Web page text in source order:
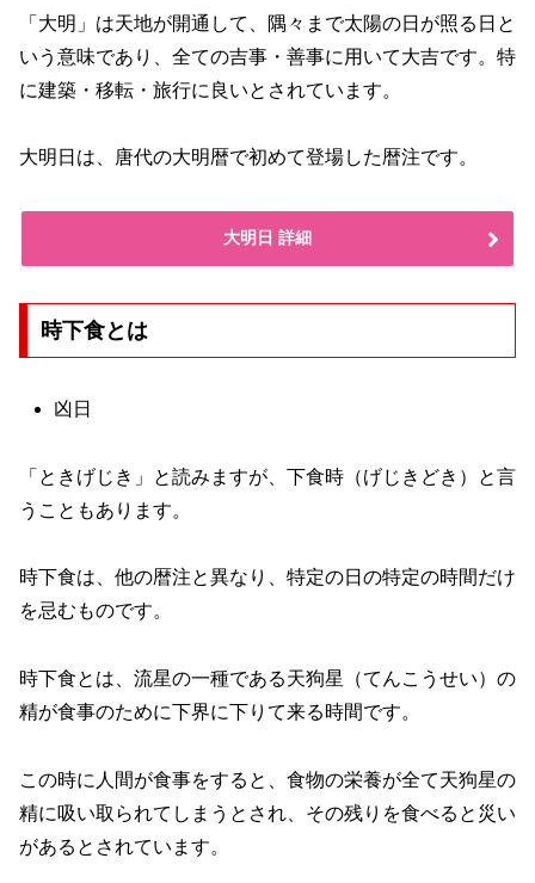
「大明」は天地が開通して、隅々まで太陽の日が照る日と
いう意味であり、全ての吉事・善事に用いて大吉です。特
に建築・移転・旅行に良いとされています。
大明日は、唐代の大明暦で初めて登場した暦注です。
大明日 詳細
時下食とは
凶日
「ときげじき」と読みますが、下食時（げじきどき）と言
うこともあります。
時下食は、他の暦注と異なり、特定の日の特定の時間だけ
を忌むものです。
時下食とは、流星の一種である天狗星（てんこうせい）の
精が食事のために下界に下りて来る時間です。
この時に人間が食事をすると、食物の栄養が全て天狗星の
精に吸い取られてしまうとされ、その残りを食べると災い
があるとされています。